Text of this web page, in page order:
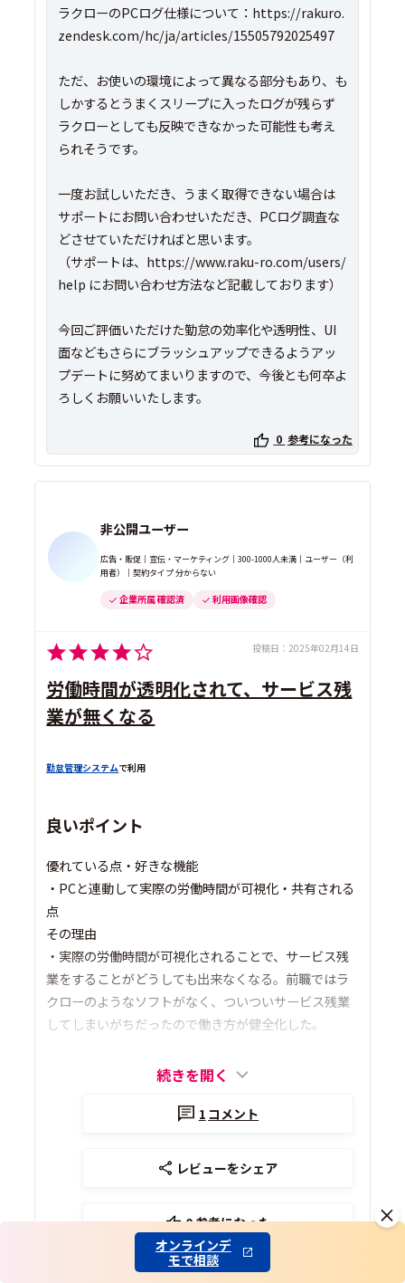
ラクローのPCログ仕様について：https://rakuro.
zendesk.com/hc/ja/articles/15505792025497
ただ、お使いの環境によって異なる部分もあり、も
しかするとうまくスリープに入ったログが残らず
ラクローとしても反映できなかった可能性も考え
られそうです。
一度お試しいただき、うまく取得できない場合は
サポートにお問い合わせいただき、PCログ調査な
どさせていただければと思います。
（サポートは、https://www.raku-ro.com/users/
help にお問い合わせ方法など記載しております）
今回ご評価いただけた勤怠の効率化や透明性、UI
面などもさらにブラッシュアップできるようアッ
プデートに努めてまいりますので、今後とも何卒よ
ろしくお願いいたします。
0 参考になった
非公開ユーザー
広告・販促｜宣伝・マーケティング｜300-1000人未満｜ユーザー（利
用者）｜契約タイプ 分からない
企業所属 確認済 利用画像確認
投稿日： 2025年02月14日
労働時間が透明化されて、サービス残
業が無くなる
勤怠管理システムで利用
良いポイント
優れている点・好きな機能
・PCと連動して実際の労働時間が可視化・共有される
点
その理由
・実際の労働時間が可視化されることで、サービス残
業をすることがどうしても出来なくなる。前職ではラ
クローのようなソフトがなく、ついついサービス残業
してしまいがちだったので働き方が健全化した。
続きを開く
1 コメント
レビューをシェア
0参考になった
オンラインデ
モで相談